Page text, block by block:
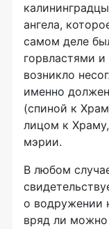
ангела,
самом деле
горвластями
возникло
именно
(спиной к
лицом к
мэрии.
В любом
о водружении
вряд ли можно